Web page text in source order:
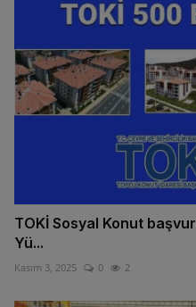
TOKİ Sosyal Konut
Yü...
Kasım 3, 2025 0 2